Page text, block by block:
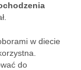
w diecie
do